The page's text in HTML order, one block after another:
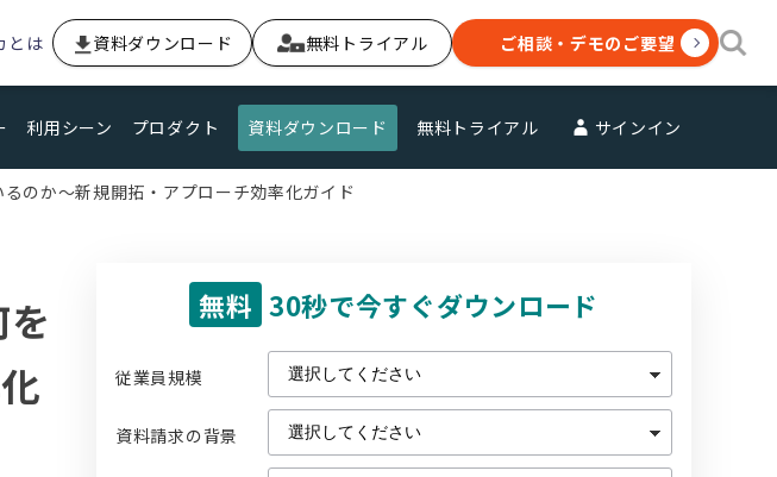
とは 資料ダウンロード 無料トライアル ご相談・デモのご要望
利用シーン プロダクト 資料ダウンロード 無料トライアル サインイン
のか～新規開拓・アプローチ効率化ガイド
無料 30秒で今すぐダウンロード
従業員規模
資料請求の背景